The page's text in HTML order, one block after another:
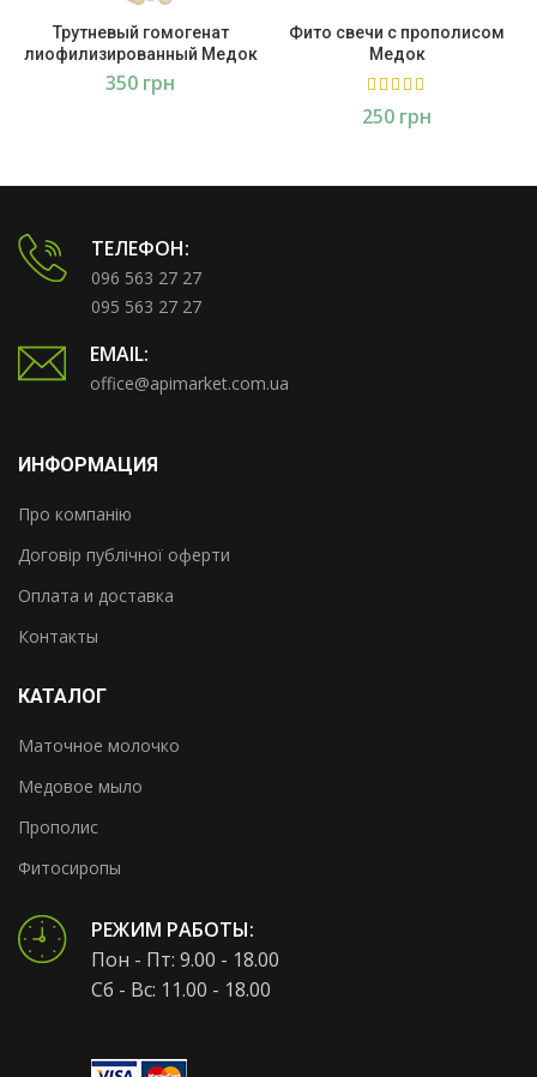
Трутневый гомогенат
лиофилизированный Медок
грн
Фито свечи с прополисом
Медок
грн
ТЕЛЕФОН:
096 563 27 27
095 563 27 27
EMAIL:
office@apimarket.com.ua
ИНФОРМАЦИЯ
Про компанію
Договір публічної оферти
Оплата и доставка
Контакты
КАТАЛОГ
Маточное молочко
Медовое мыло
Прополис
Фитосиропы
РЕЖИМ РАБОТЫ:
Пон - Пт: 9.00 - 18.00
Сб - Вс: 11.00 - 18.00